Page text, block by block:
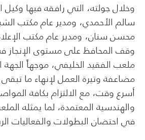
وخلال جولته، التي رافقه فيها
سالم الأحمدي، ومدير عام مكتب
محسن سنان، ومدير عام مكتب
وقف المحافظ على مستوى الإنجاز
ملعب الفقيد الخليفي، موجهاً الجهة
مضاعفة وتيرة العمل لإنهاء ما
أسرع وقت، مع الالتزام بكافة
والهندسية المعتمدة، لما يمثله
في احتضان البطولات والفعاليات